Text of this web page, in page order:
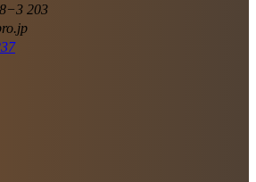
203